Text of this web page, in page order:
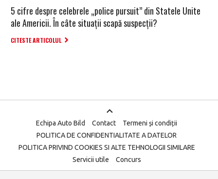
5 cifre despre celebrele „police pursuit” din Statele Unite
ale Americii. În câte situații scapă suspecții?
CITESTE ARTICOLUL
Echipa Auto Bild Contact
Termeni și condiții
POLITICA DE CONFIDENTIALITATE A DATELOR
POLITICA PRIVIND COOKIES SI ALTE TEHNOLOGII SIMILARE
Servicii utile
Concurs